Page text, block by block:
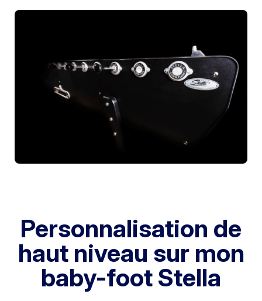
Personnalisation de
haut niveau sur mon
baby-foot Stella